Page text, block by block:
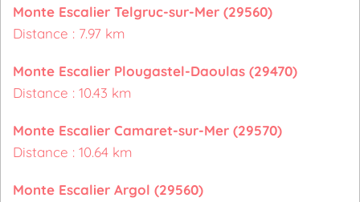
Monte Escalier Telgruc-sur-Mer (29560)
Distance : 7.97 km
Monte Escalier Plougastel-Daoulas (29470)
Distance : 10.43 km
Monte Escalier Camaret-sur-Mer (29570)
Distance : 10.64 km
Monte Escalier Argol (29560)